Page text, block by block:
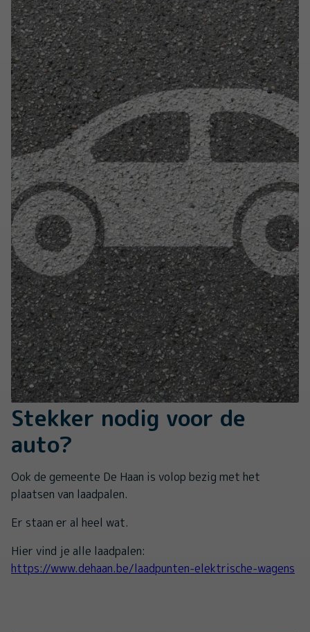
Stekker nodig voor de
auto?
Ook de gemeente De Haan is volop bezig met het
plaatsen van laadpalen.
Er staan er al heel wat.
Hier vind je alle laadpalen:
https://www.dehaan.be/laadpunten-elektrische-wagens